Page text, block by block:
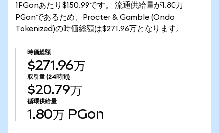
1PGonあたり$150.99です。 流通供給量が1.80万
PGonであるため、Procter & Gamble (Ondo
Tokenized)の時価総額は$271.96万となります。
時価総額
$271.96万
取引量 (24時間)
$20.79万
循環供給量
1.80万 PGon